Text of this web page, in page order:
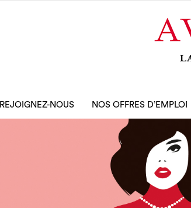
REJOIGNEZ-NOUS NOS OFFRES D’EMPLOI